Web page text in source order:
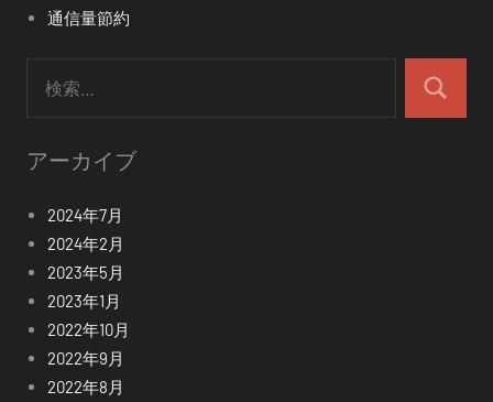
通信量節約
検
アーカイブ
2024年7月
2024年2月
2023年5月
2023年1月
2022年10月
2022年9月
2022年8月